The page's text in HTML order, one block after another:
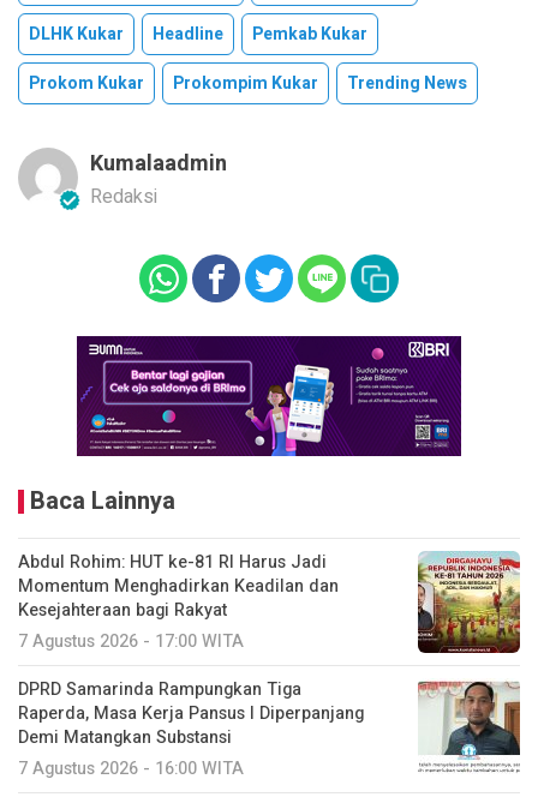
DLHK Kukar
Headline
Pemkab Kukar
Prokom Kukar
Prokompim Kukar Trending News
Kumalaadmin
Redaksi
Baca Lainnya
Abdul Rohim: HUT ke-81 RI Harus Jadi
Momentum Menghadirkan Keadilan dan
Kesejahteraan bagi Rakyat
7 Agustus 2026 - 17:00 WITA
DPRD Samarinda Rampungkan Tiga
Raperda, Masa Kerja Pansus I Diperpanjang
Demi Matangkan Substansi
7 Agustus 2026 - 16:00 WITA